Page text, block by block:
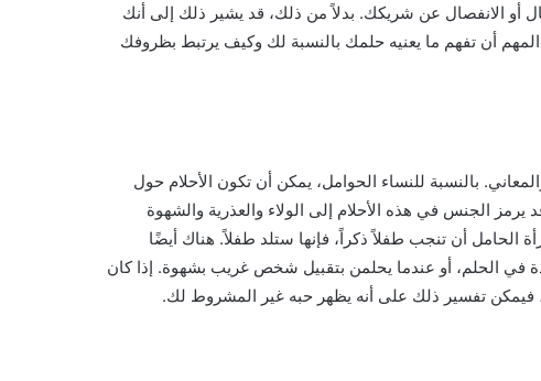
الانفصال عن شريكك. بدلاً من ذلك، قد يشير ذلك إلى أنك
أن تفهم ما يعنيه حلمك بالنسبة لك وكيف يرتبط بظروفك
بالنسبة للنساء الحوامل، يمكن أن تكون الأحلام حول
الجنس في هذه الأحلام إلى الولاء والعذرية والشهوة
الحامل أن تنجب طفلاً ذكراً، فإنها ستلد طفلاً. هناك أيضًا
في الحلم، أو عندما يحلمن بتقبيل شخص غريب بشهوة. إذا كان
تفسير ذلك على أنه يظهر حبه غير المشروط لك.